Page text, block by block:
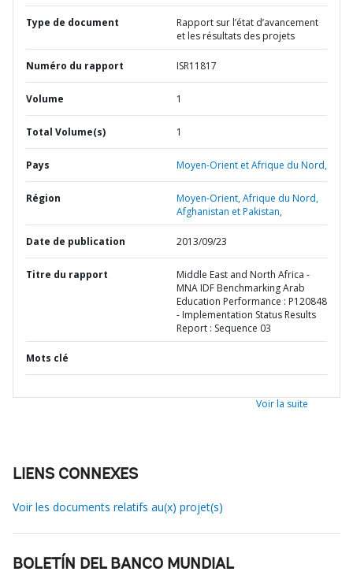
Type de document
Rapport sur l’état d’avancement
et les résultats des projets
Numéro du rapport ISR11817
Volume 1
Total Volume(s) 1
Pays Moyen-Orient et Afrique du Nord,
Région
Moyen-Orient, Afrique du Nord,
Afghanistan et Pakistan,
Date de publication 2013/09/23
Titre du rapport
Middle East and North Africa -
MNA IDF Benchmarking Arab
Education Performance : P120848
- Implementation Status Results
Report : Sequence 03
Mots clé
Voir la suite
LIENS CONNEXES
Voir les documents relatifs au(x) projet(s)
BOLETÍN DEL BANCO MUNDIAL